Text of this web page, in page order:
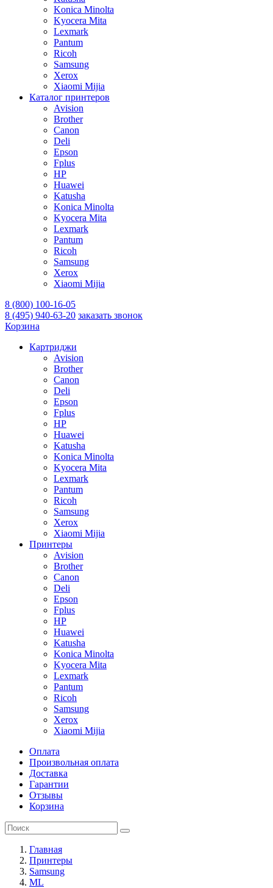
Konica Minolta
Kyocera Mita
Lexmark
Pantum
Ricoh
Samsung
Xerox
Xiaomi Mijia
Каталог принтеров
Avision
Brother
Canon
Deli
Epson
Fplus
HP
Huawei
Katusha
Konica Minolta
Kyocera Mita
Lexmark
Pantum
Ricoh
Samsung
Xerox
Xiaomi Mijia
8 (800) 100-16-05
8 (495) 940-63-20 заказать звонок
Корзина
Картриджи
Avision
Brother
Canon
Deli
Epson
Fplus
HP
Huawei
Katusha
Konica Minolta
Kyocera Mita
Lexmark
Pantum
Ricoh
Samsung
Xerox
Xiaomi Mijia
Принтеры
Avision
Brother
Canon
Deli
Epson
Fplus
HP
Huawei
Katusha
Konica Minolta
Kyocera Mita
Lexmark
Pantum
Ricoh
Samsung
Xerox
Xiaomi Mijia
Оплата
Произвольная оплата
Доставка
Гарантии
Отзывы
Корзина
Главная
Принтеры
Samsung
ML